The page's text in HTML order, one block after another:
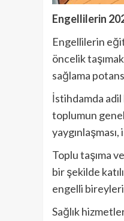
Engellilerin
Engellilerin
öncelik
sağlama
İstihdamda adil
toplumun genel
Toplu taşıma
bir şekilde
engelli
Sağlık